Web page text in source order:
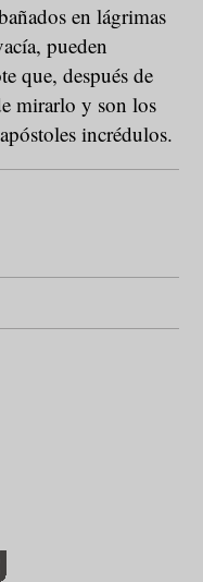
en lágrimas
pueden
que, después de
mirarlo y son los
incrédulos.